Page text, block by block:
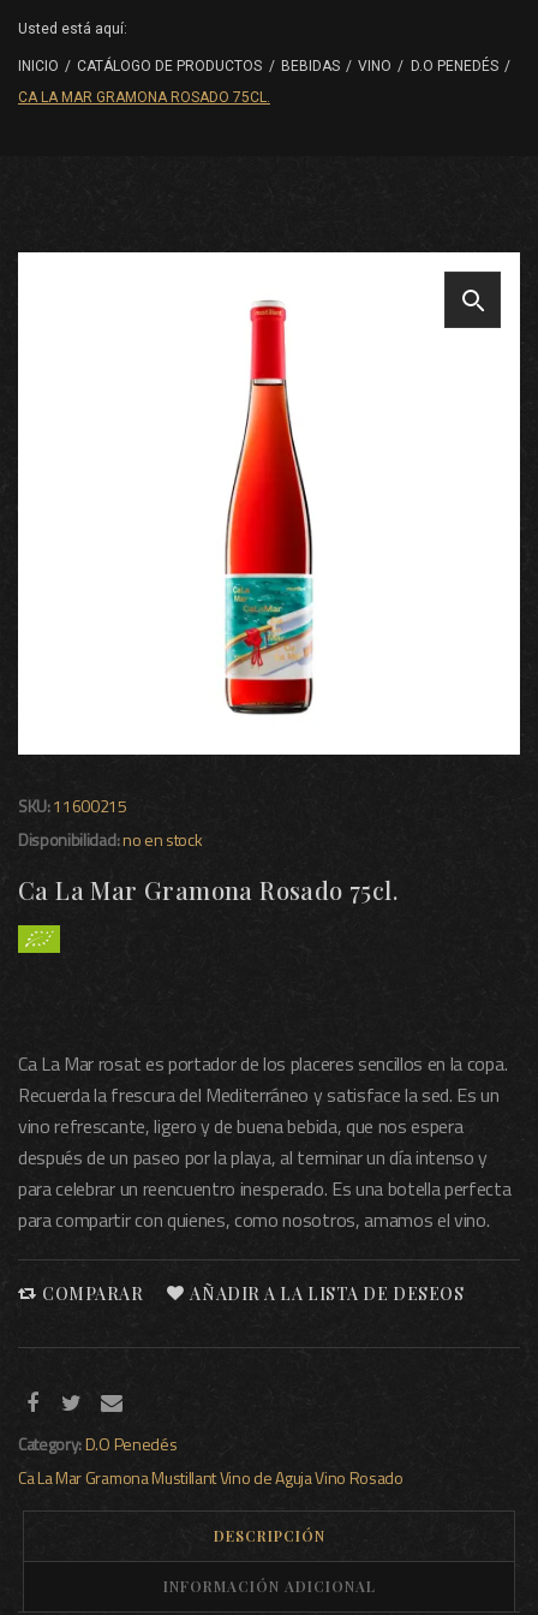
Usted está aquí:
INICIO / CATÁLOGO DE PRODUCTOS / BEBIDAS / VINO / D.O PENEDÉS /
CA LA MAR GRAMONA ROSADO 75CL.
SKU:11600215
Disponibilidad:no en stock
Ca La Mar Gramona Rosado 75cl.
Ca La Mar rosat es portador de los placeres sencillos en la copa.
Recuerda la frescura del Mediterráneo y satisface la sed. Es un
vino refrescante, ligero y de buena bebida, que nos espera
después de un paseo por la playa, al terminar un día intenso y
para celebrar un reencuentro inesperado. Es una botella perfecta
para compartir con quienes, como nosotros, amamos el vino.
COMPARAR AÑADIR A LA LISTA DE DESEOS
Category:D.O Penedés
Ca La MarGramonaMustillantVino de AgujaVino Rosado
DESCRIPCIÓN
INFORMACIÓN ADICIONAL